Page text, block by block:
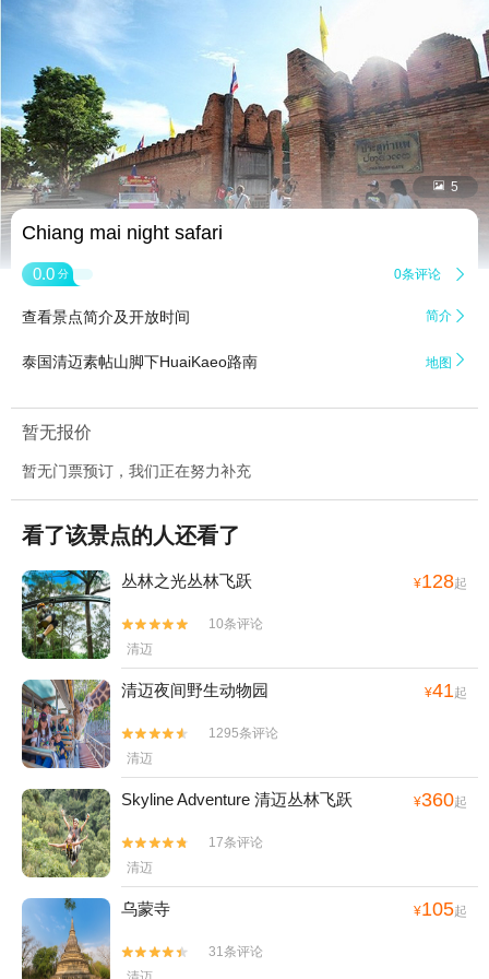
 5
Chiang mai night safari
0.0 分 0条评论 
查看景点简介及开放时间 简介 
泰国清迈素帖山脚下HuaiKaeo路南 地图 
暂无报价
暂无门票预订，我们正在努力补充
看了该景点的人还看了
丛林之光丛林飞跃 ¥128起


10条评论
清迈
清迈夜间野生动物园 ¥41起


1295条评论
清迈
Skyline Adventure 清迈丛林飞跃 ¥360起


17条评论
清迈
乌蒙寺 ¥105起


31条评论